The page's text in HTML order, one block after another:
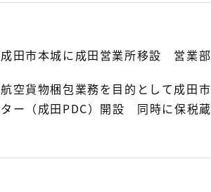
成田市本城に成田営業所移設 営業
航空貨物梱包業務を目的として成田
ター（成田PDC）開設 同時に保税